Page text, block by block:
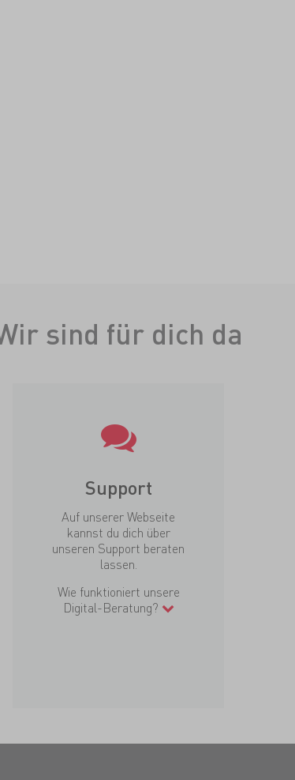
sind für dich da
Support
Auf unserer Webseite
kannst du dich über
unseren Support beraten
lassen.
Wie funktioniert unsere
Digital-Beratung?